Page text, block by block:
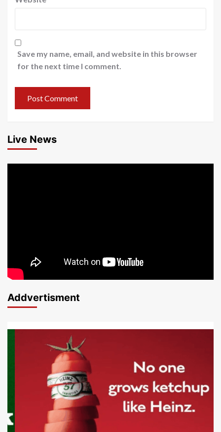
Save my name, email, and website in this browser
for the next time I comment.
Live News
Addvertisment